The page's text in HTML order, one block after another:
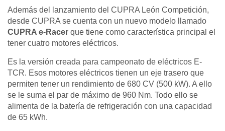
Además del lanzamiento del CUPRA León Competición,
desde CUPRA se cuenta con un nuevo modelo llamado
CUPRA e-Racer que tiene como característica principal el
tener cuatro motores eléctricos.
Es la versión creada para campeonato de eléctricos E-
TCR. Esos motores eléctricos tienen un eje trasero que
permiten tener un rendimiento de 680 CV (500 kW). A ello
se le suma el par de máximo de 960 Nm. Todo ello se
alimenta de la batería de refrigeración con una capacidad
de 65 kWh.